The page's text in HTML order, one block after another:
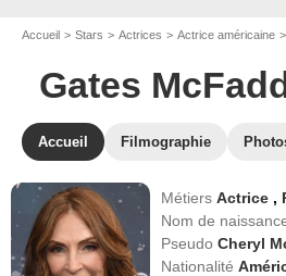
Accueil Stars Actrices Actrice américaine
Gates
Accueil Filmographie
MétiersActrice ,
Nom de
PseudoCheryl
Nationalité